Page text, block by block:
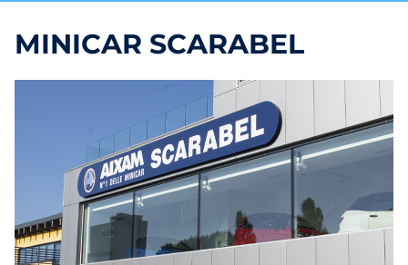
MINICAR SCARABEL